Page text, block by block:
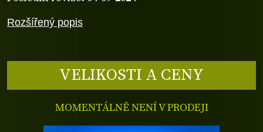
Rozšířený popis
VELIKOSTI A CENY
MOMENTÁLNĚ NENÍ V PRODEJI